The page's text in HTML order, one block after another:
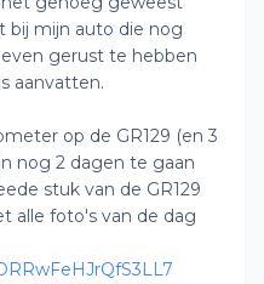
bij mijn auto die nog
gerust te hebben
aanvatten.
op de GR129 (en 3
nog 2 dagen te gaan
stuk van de GR129
alle foto's van de dag